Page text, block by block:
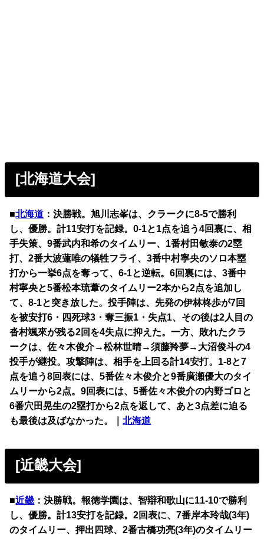
[北海道大会]
■北海道 ：決勝戦。旭川志峯は、クラークに8-5で勝利
し、優勝。計11安打を記録。0-1と1点を追う4回裏に、相
手失策、9番武内和希のタイムリー、1番村田敏泰の2塁
打、2番大波蓮唯の犠牲フライ、3番中村寧央のソロ本塁
打から一挙6点を奪って、6-1と逆転。6回裏には、3番中
村寧央と5番松本琉葦のタイムリー2本から2点を追加し
て、8-1と突き放した。投手陣は、先発の伊林柊歩が7回
を被安打6・四死球3・奪三振1・失点1、その後は2人目の
沓村颯來が残る2回を4失点に抑えた。一方、敗れたクラ
ークは、佐々木俊介→松林世晴→須藤羚夢→大沼俊斗の4
投手が継投。攻撃陣は、相手を上回る計14安打。1-8と7
点を追う8回表には、5番佐々木俊介と9番廣瀬優大のタイ
ムリーから2点。9回表には、5番佐々木俊介の内野ゴロと
6番穴田晃生の2塁打から2点を返して、あと3点差に迫る
も最後は及ばなかった。｜北海道
[近畿大会]
■近畿 ：決勝戦。報徳学園は、智辯和歌山に11-10で勝利
し、優勝。計13安打を記録。2回表に、7番岸本玲哉(3年)
のタイムリー、押出四球、2番古橋功亮(3年)のタイムリー